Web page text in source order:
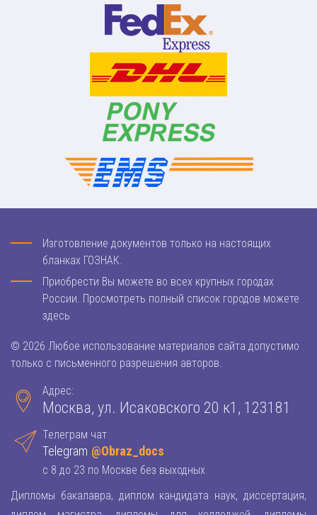
Изготовление документов только на настоящих
бланках ГОЗНАК.
Приобрести Вы можете во всех крупных городах
России. Просмотреть полный список городов можете
здесь
© 2026 Любое использование материалов сайта допустимо
только с письменного разрешения авторов.
Адрес:
Москва, ул. Исаковского 20 к1, 123181
Телеграм чат
Telegram @Obraz_docs
с 8 до 23 по Москве без выходных
Дипломы бакалавра, диплом кандидата наук, диссертация,